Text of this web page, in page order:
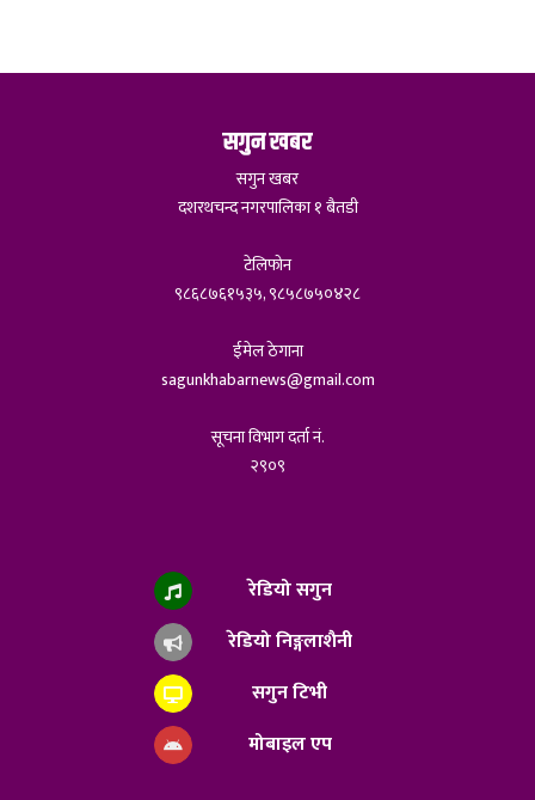
सगुन खबर
सगुन खबर
दशरथचन्द नगरपालिका १ बैतडी
टेलिफोन
९८६८७६१५३५, ९८५८७५०४२८
ईमेल ठेगाना
sagunkhabarnews@gmail.com
सूचना विभाग दर्ता नं.
२९०९
रेडियो सगुन
रेडियो निङ्गलाशैनी
सगुन टिभी
मोबाइल एप